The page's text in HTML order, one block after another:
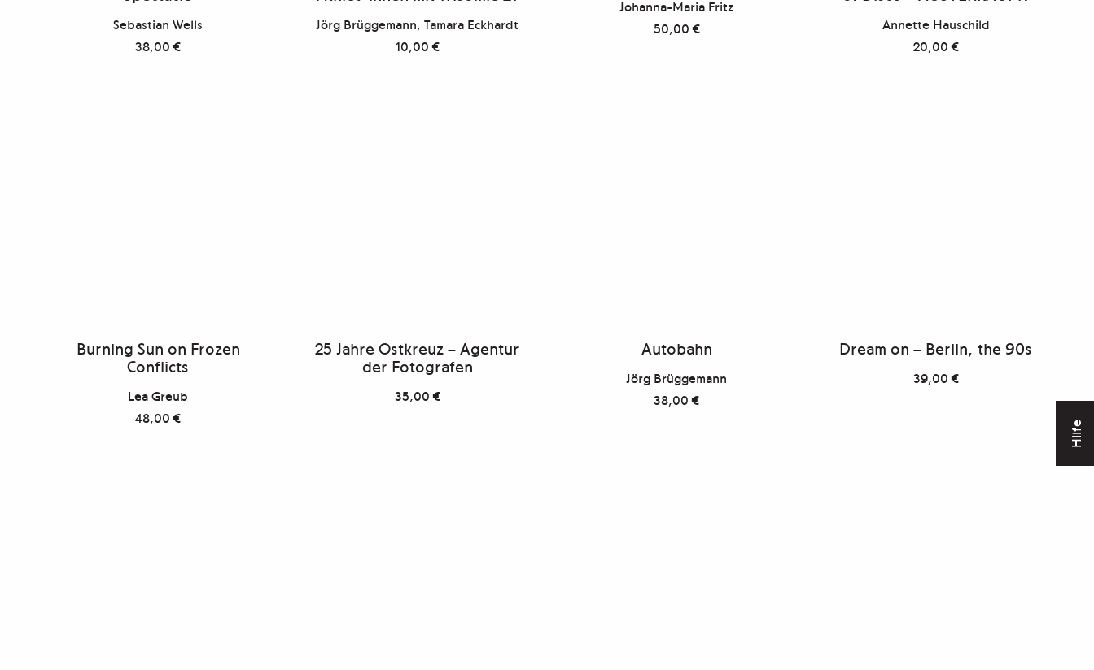
Hilfe
Sebastian Wells
38,00€
Jörg Brüggemann, Tamara Eckhardt
10,00€
Johanna-Maria Fritz
50,00€
Annette Hauschild
20,00€
Burning Sun on Frozen
Conflicts
Lea Greub
48,00€
25 Jahre Ostkreuz – Agentur
der Fotografen
35,00€
Autobahn
Jörg Brüggemann
38,00€
Dream on – Berlin, the 90s
39,00€